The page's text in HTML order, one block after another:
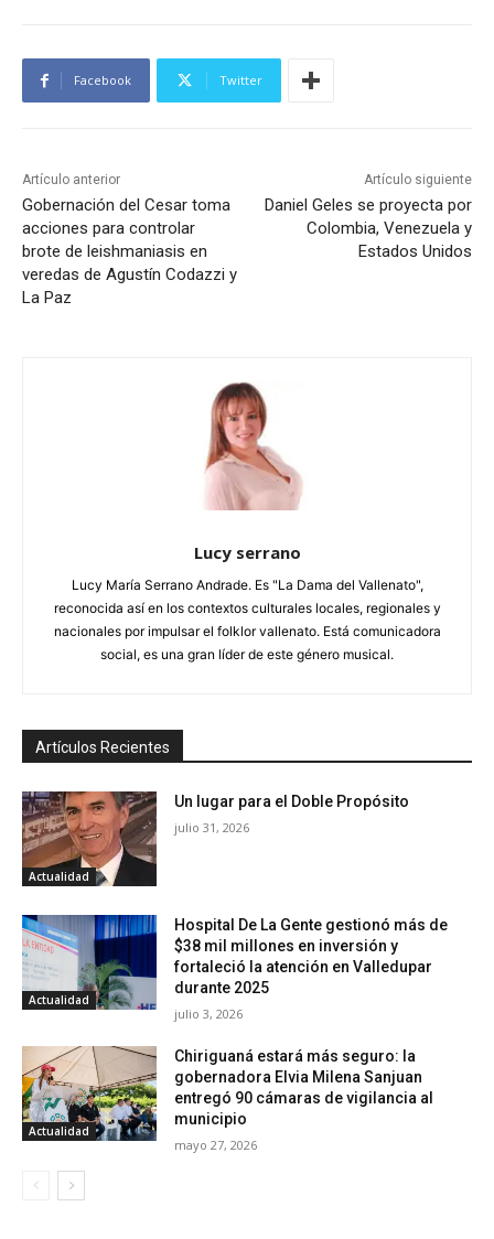
Facebook Twitter
Artículo anterior
Gobernación del Cesar toma
acciones para controlar
brote de leishmaniasis en
veredas de Agustín Codazzi y
La Paz
Artículo siguiente
Daniel Geles se proyecta por
Colombia, Venezuela y
Estados Unidos
Lucy serrano
Lucy María Serrano Andrade. Es "La Dama del Vallenato",
reconocida así en los contextos culturales locales, regionales y
nacionales por impulsar el folklor vallenato. Está comunicadora
social, es una gran líder de este género musical.
Artículos Recientes
Actualidad
Un lugar para el Doble Propósito
julio 31, 2026
Actualidad
Hospital De La Gente gestionó más de
$38 mil millones en inversión y
fortaleció la atención en Valledupar
durante 2025
julio 3, 2026
Actualidad
Chiriguaná estará más seguro: la
gobernadora Elvia Milena Sanjuan
entregó 90 cámaras de vigilancia al
municipio
mayo 27, 2026